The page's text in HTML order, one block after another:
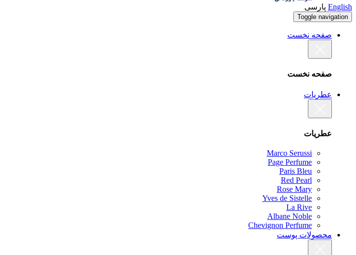
English پارسی
Toggle navigation
صفحه نخست
صفحه نخست
عطریات
عطریات
Marco Serussi
Page Perfume
Paris Bleu
Red Pearl
Rose Mary
Yves de Sistelle
La Rive
Albane Noble
Chevignon Perfume
محصولات پوست